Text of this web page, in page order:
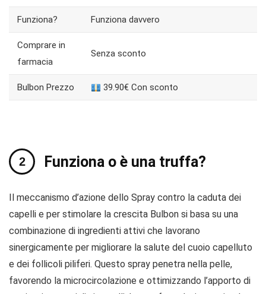
Funziona? Funziona davvero
Comprare in
farmacia
Senza sconto
Bulbon Prezzo 39.90€ Con sconto
Funziona o è una truffa?
Il meccanismo d’azione dello Spray contro la caduta dei
capelli e per stimolare la crescita Bulbon si basa su una
combinazione di ingredienti attivi che lavorano
sinergicamente per migliorare la salute del cuoio capelluto
e dei follicoli piliferi. Questo spray penetra nella pelle,
favorendo la microcircolazione e ottimizzando l’apporto di